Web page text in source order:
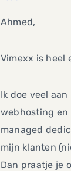
Ahmed,
Vimexx is heel
Ik doe veel
webhosting en
managed
mijn klanten
Dan praatje je